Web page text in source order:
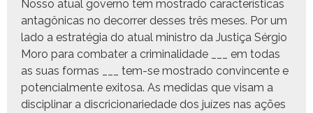
Nos­so atu­al gov­er­no tem mostra­do car­ac­terís­ti­cas
antagôni­cas no decor­rer dess­es três meses. Por um
lado a estraté­gia do atu­al min­istro da Justiça Sér­gio
Moro para com­bat­er a crim­i­nal­i­dade ___ em todas
as suas for­mas ___ tem-se mostra­do con­vin­cente e
poten­cial­mente exi­tosa. As medi­das que visam a
dis­ci­pli­nar a dis­cricionar­iedade dos juízes nas ações